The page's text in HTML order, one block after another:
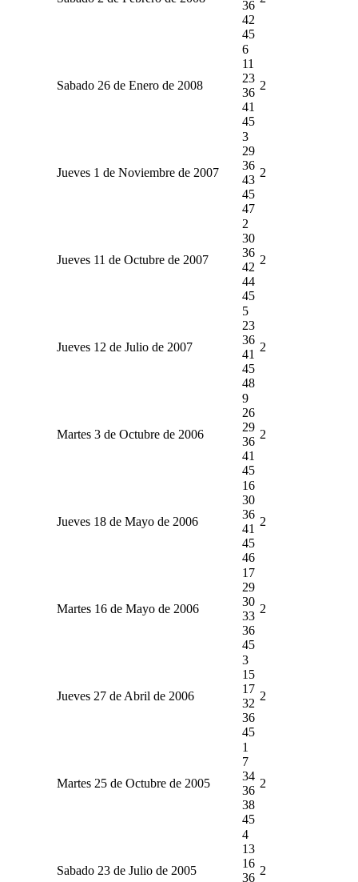
36
42
45
Sabado 26 de Enero de 2008
6
11
23
36
41
45
2
Jueves 1 de Noviembre de 2007
3
29
36
43
45
47
2
Jueves 11 de Octubre de 2007
2
30
36
42
44
45
2
Jueves 12 de Julio de 2007
5
23
36
41
45
48
2
Martes 3 de Octubre de 2006
9
26
29
36
41
45
2
Jueves 18 de Mayo de 2006
16
30
36
41
45
46
2
Martes 16 de Mayo de 2006
17
29
30
33
36
45
2
Jueves 27 de Abril de 2006
3
15
17
32
36
45
2
Martes 25 de Octubre de 2005
1
7
34
36
38
45
2
Sabado 23 de Julio de 2005
4
13
16
36
2